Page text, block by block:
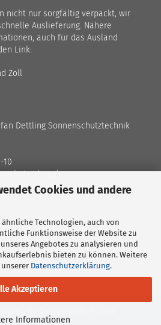
Cookies und andere
Technologien, auch von
Funktionsweise der Website zu
Angebotes zu analysieren und
bieten zu können. Weitere
Datenschutzerklärung.
Akzeptieren
Informationen
nicht nur sorgfältig verpackt, wir
Auslieferung. Nähere
auch für das Ausland
Link:
Zoll
Dettling Sonnenschutztechnik
10
shop.de
Einstellungen